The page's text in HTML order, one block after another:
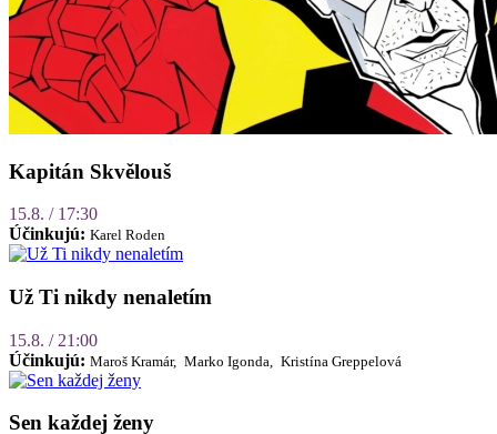
Kapitán Skvělouš
15.8. / 17:30
Účinkujú: Karel Roden
Už Ti nikdy nenaletím
15.8. / 21:00
Účinkujú: Maroš Kramár, Marko Igonda, Kristína Greppelová
Sen každej ženy